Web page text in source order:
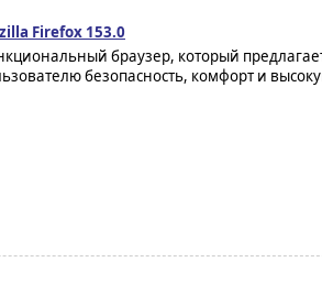
Firefox 153.0
браузер, который
безопасность, комфорт и